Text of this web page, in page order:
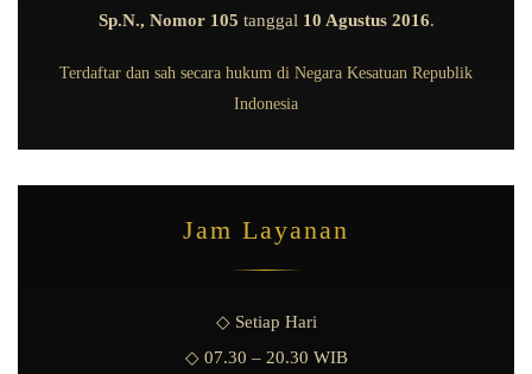
Sp.N., Nomor 105 tanggal 10 Agustus 2016.
Terdaftar dan sah secara hukum di Negara Kesatuan Republik
Indonesia
Jam Layanan
◇ Setiap Hari
◇ 07.30 – 20.30 WIB